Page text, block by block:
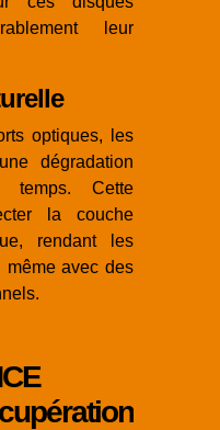
leur
optiques, les
dégradation
Cette
la couche
rendant les
même avec des